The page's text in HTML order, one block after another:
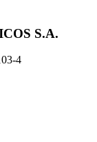
S.A.
4